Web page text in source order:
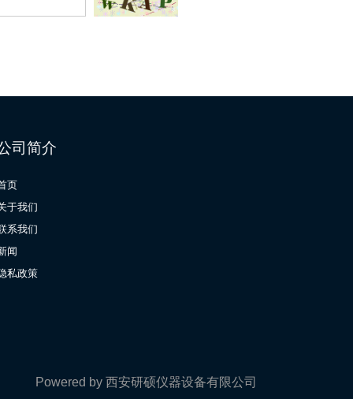
司简介
页
于我们
系我们
闻
私政策
Powered by 西安研硕仪器设备有限公司